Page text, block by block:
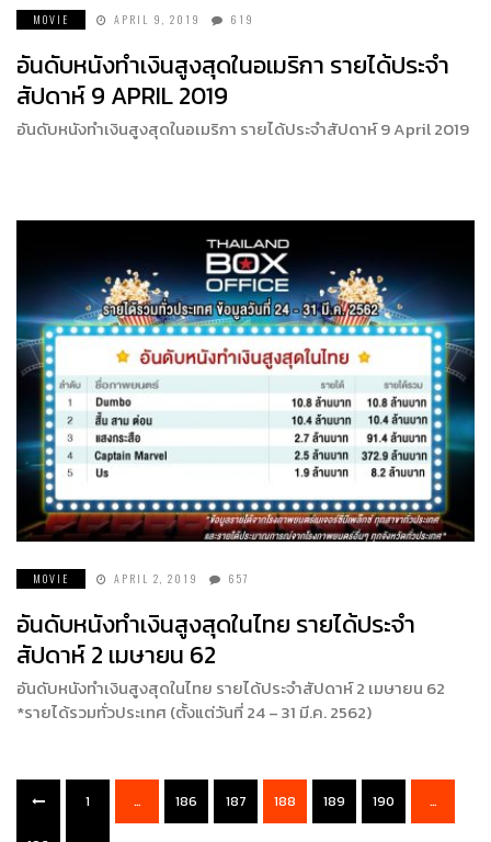
MOVIE APRIL 9, 2019 619
อันดับหนังทำเงินสูงสุดในอเมริกา รายได้ประจำ
สัปดาห์ 9 APRIL 2019
อันดับหนังทำเงินสูงสุดในอเมริกา รายได้ประจำสัปดาห์ 9 April 2019
MOVIE APRIL 2, 2019 657
อันดับหนังทำเงินสูงสุดในไทย รายได้ประจำ
สัปดาห์ 2 เมษายน 62
อันดับหนังทำเงินสูงสุดในไทย รายได้ประจำสัปดาห์ 2 เมษายน 62
*รายได้รวมทั่วประเทศ (ตั้งแต่วันที่ 24 – 31 มี.ค. 2562)
1 … 186 187 188 189 190 …